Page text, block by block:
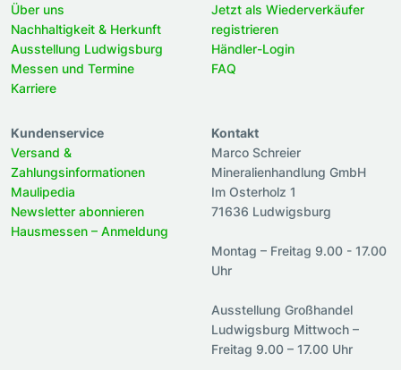
Über uns
Nachhaltigkeit & Herkunft
Ausstellung Ludwigsburg
Messen und Termine
Karriere
Jetzt als Wiederverkäufer
registrieren
Händler-Login
FAQ
Kundenservice
Versand &
Zahlungsinformationen
Maulipedia
Newsletter abonnieren
Hausmessen – Anmeldung
Kontakt
Marco Schreier
Mineralienhandlung GmbH
Im Osterholz 1
71636 Ludwigsburg
Montag – Freitag 9.00 - 17.00
Uhr
Ausstellung Großhandel
Ludwigsburg Mittwoch –
Freitag 9.00 – 17.00 Uhr